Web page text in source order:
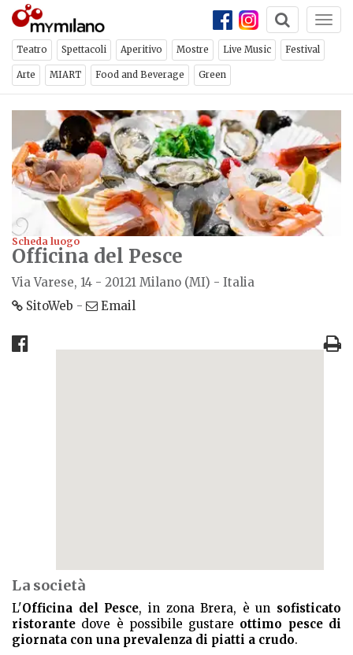
Teatro Spettacoli Aperitivo Mostre Live Music Festival
Arte MIART Food and Beverage Green
Scheda luogo
Officina del Pesce
Via Varese, 14 - 20121 Milano (MI) - Italia
SitoWeb - Email
La società
L'Officina del Pesce, in zona Brera, è un sofisticato
ristorante dove è possibile gustare ottimo pesce di
giornata con una prevalenza di piatti a crudo.